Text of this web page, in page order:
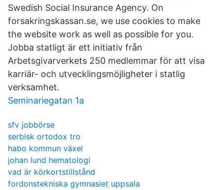
Swedish Social Insurance Agency. On
forsakringskassan.se, we use cookies to make
the website work as well as possible for you.
Jobba statligt är ett initiativ från
Arbetsgivarverkets 250 medlemmar för att visa
karriär- och utvecklingsmöjligheter i statlig
verksamhet.
Seminariegatan 1a
sfv jobbörse
serbisk ortodox tro
habo kommun växel
johan lund hematologi
vad är körkortstillstånd
fordonstekniska gymnasiet uppsala